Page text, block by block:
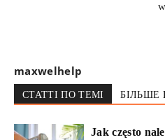
maxwelhelp
СТАТТІ ПО ТЕМІ БІЛЬШЕ
Jak często